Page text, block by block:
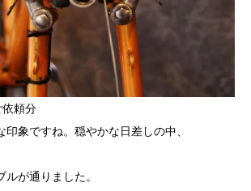
頼分
印象ですね。穏やかな日差しの中、
ルが通りました。